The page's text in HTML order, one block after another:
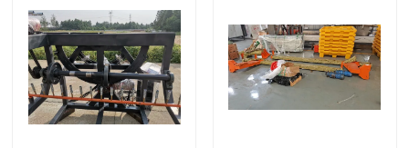
Forma do formowania rotacyjnego
Forma szamba